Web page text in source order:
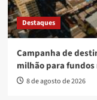
Destaques
Campanha de
milhão para
8 de agosto de 2026